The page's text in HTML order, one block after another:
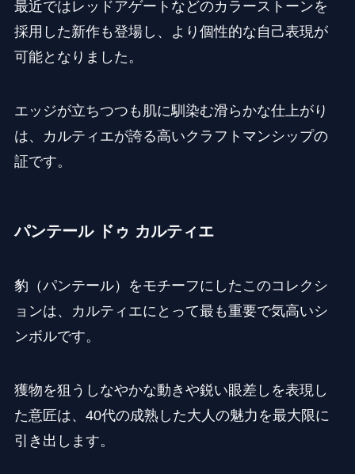
最近ではレッドアゲートなどのカラーストーンを
採用した新作も登場し、より個性的な自己表現が
可能となりました。
エッジが立ちつつも肌に馴染む滑らかな仕上がり
は、カルティエが誇る高いクラフトマンシップの
証です。
パンテール ドゥ カルティエ
豹（パンテール）をモチーフにしたこのコレクシ
ョンは、カルティエにとって最も重要で気高いシ
ンボルです。
獲物を狙うしなやかな動きや鋭い眼差しを表現し
た意匠は、40代の成熟した大人の魅力を最大限に
引き出します。